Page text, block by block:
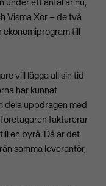
Visma Xor – de två
ekonomiprogram till
vill lägga all sin tid
har kunnat
dela uppdragen med
fakturerar
en byrå. Då är det
samma leverantör,